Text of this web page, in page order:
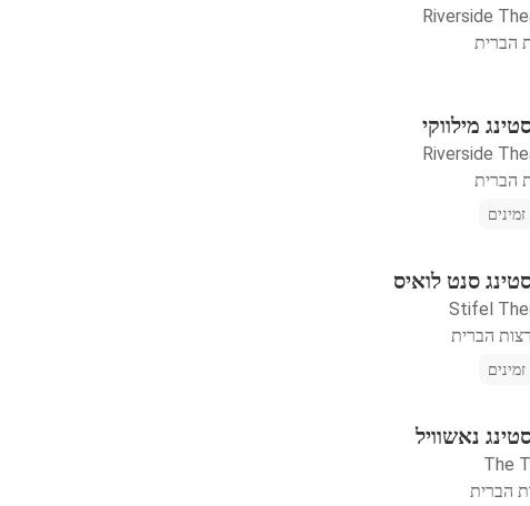
Riverside
הברית
מילווקי
Riverside
הברית
סנט לואיס
Stifel
הברית
נאשוויל
The
הברית